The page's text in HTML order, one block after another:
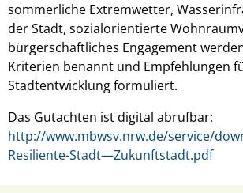
sommerliche Extremwetter,
der Stadt, sozialorientierte
bürgerschaftliches Engagement
Kriterien benannt und Empfehlungen
Stadtentwicklung formuliert.
Das Gutachten ist digital abrufbar:
http://www.mbwsv.nrw.de/service/
Resiliente-Stadt—Zukunftstadt.pdf